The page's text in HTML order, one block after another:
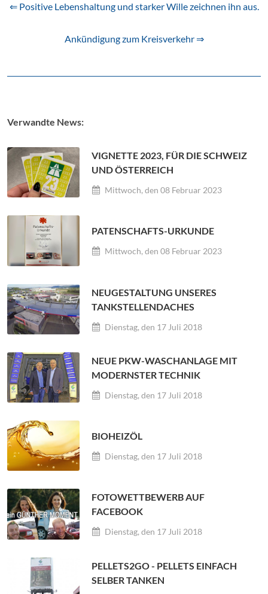
⇐ Positive Lebenshaltung und starker Wille zeichnen ihn aus.
Ankündigung zum Kreisverkehr ⇒
Verwandte News:
VIGNETTE 2023, FÜR DIE SCHWEIZ
UND ÖSTERREICH
Mittwoch, den 08 Februar 2023
PATENSCHAFTS-URKUNDE
Mittwoch, den 08 Februar 2023
NEUGESTALTUNG UNSERES
TANKSTELLENDACHES
Dienstag, den 17 Juli 2018
NEUE PKW-WASCHANLAGE MIT
MODERNSTER TECHNIK
Dienstag, den 17 Juli 2018
BIOHEIZÖL
Dienstag, den 17 Juli 2018
FOTOWETTBEWERB AUF
FACEBOOK
Dienstag, den 17 Juli 2018
PELLETS2GO - PELLETS EINFACH
SELBER TANKEN